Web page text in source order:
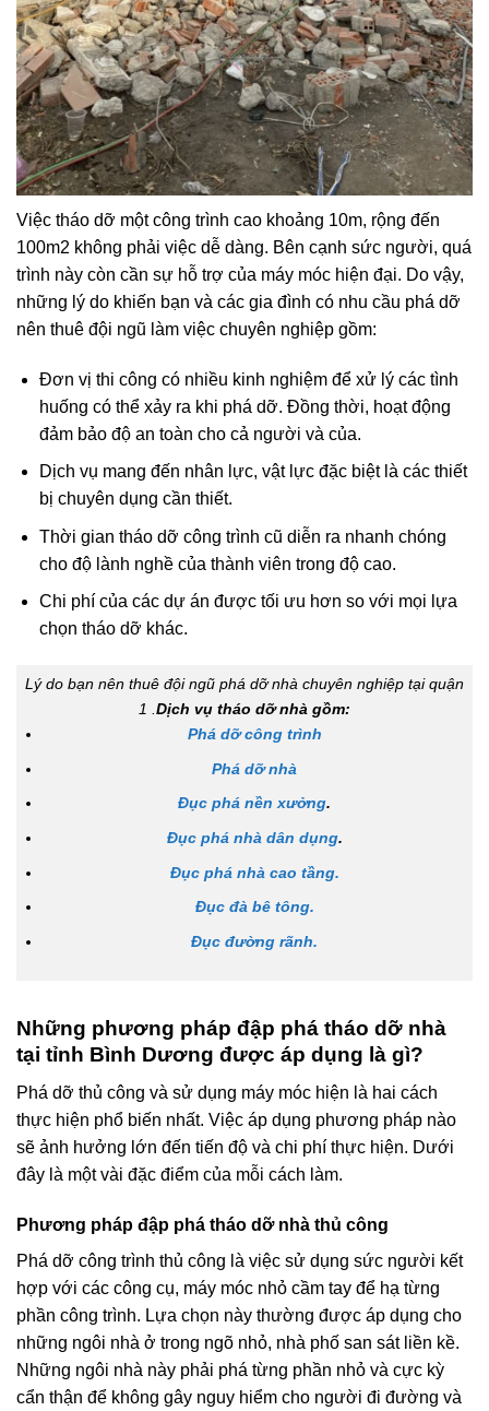
Việc tháo dỡ một công trình cao khoảng 10m, rộng đến
100m2 không phải việc dễ dàng. Bên cạnh sức người, quá
trình này còn cần sự hỗ trợ của máy móc hiện đại. Do vậy,
những lý do khiến bạn và các gia đình có nhu cầu phá dỡ
nên thuê đội ngũ làm việc chuyên nghiệp gồm:
Đơn vị thi công có nhiều kinh nghiệm để xử lý các tình
huống có thể xảy ra khi phá dỡ. Đồng thời, hoạt động
đảm bảo độ an toàn cho cả người và của.
Dịch vụ mang đến nhân lực, vật lực đặc biệt là các thiết
bị chuyên dụng cần thiết.
Thời gian tháo dỡ công trình cũ diễn ra nhanh chóng
cho độ lành nghề của thành viên trong độ cao.
Chi phí của các dự án được tối ưu hơn so với mọi lựa
chọn tháo dỡ khác.
Lý do bạn nên thuê đội ngũ phá dỡ nhà chuyên nghiệp tại quận
1 . Dịch vụ tháo dỡ nhà gồm:
Phá dỡ công trình
Phá dỡ nhà
Đục phá nền xưởng
Đục phá nhà dân dụng.
Đục phá nhà cao tầng.
Đục đà bê tông.
Đục đường rãnh.
Những phương pháp đập phá tháo dỡ nhà
tại tỉnh Bình Dương được áp dụng là gì?
Phá dỡ thủ công và sử dụng máy móc hiện là hai cách
thực hiện phổ biến nhất. Việc áp dụng phương pháp nào
sẽ ảnh hưởng lớn đến tiến độ và chi phí thực hiện. Dưới
đây là một vài đặc điểm của mỗi cách làm.
Phương pháp đập phá tháo dỡ nhà thủ công
Phá dỡ công trình thủ công là việc sử dụng sức người kết
hợp với các công cụ, máy móc nhỏ cầm tay để hạ từng
phần công trình. Lựa chọn này thường được áp dụng cho
những ngôi nhà ở trong ngõ nhỏ, nhà phố san sát liền kề.
Những ngôi nhà này phải phá từng phần nhỏ và cực kỳ
cẩn thận để không gây nguy hiểm cho người đi đường và